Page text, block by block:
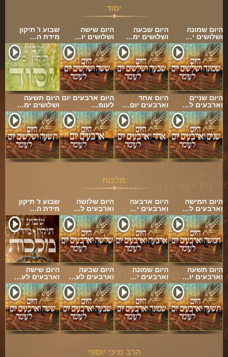
יסוד
שבוע ו' תיקון
מידת ה…
היום שישה
ושלושים יו…
היום שבעה
ושלושים ימ…
היום שמונה
ושלושים י…
היום תשעה
ושלושים ימ…
היום ארבעים יום
לעומ…
היום אחד
וארבעים יום…
היום שניים
וארבעים ל…
מלכות
שבוע ז' תיקון
מידת ה…
היום שלושה
וארבעים ל…
היום ארבעה
וארבעים י…
היום חמישה
וארבעים ל…
היום שישה
וארבעים לע…
היום שבעה
וארבעים לע…
היום שמונה
וארבעים י…
היום תשעה
וארבעים יו…
הרב מיכי יוספי